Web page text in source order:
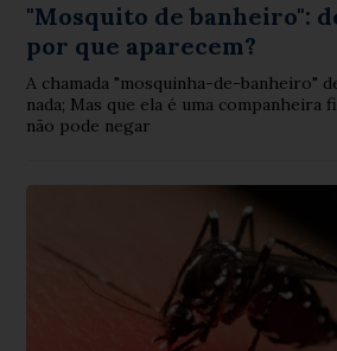
"Mosquito de banheiro":
por que aparecem?
A chamada "mosquinha-de-banheiro"
nada; Mas que ela é uma companheira
não pode negar